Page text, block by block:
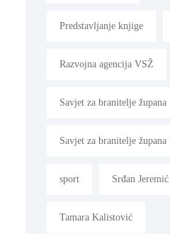
Predstavljanje knjige
Razvojna agencija VSŽ
Savjet za branitelje župana
Savjet za branitelje župana
sport Srđan Jeremić
Tamara Kalistović